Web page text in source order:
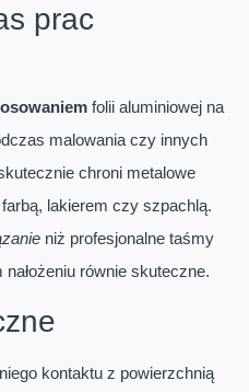
prac
folii aluminiowej na
malowania czy innych
chroni metalowe
lakierem czy szpachlą.
niż profesjonalne taśmy
równie skuteczne.
kontaktu z powierzchnią